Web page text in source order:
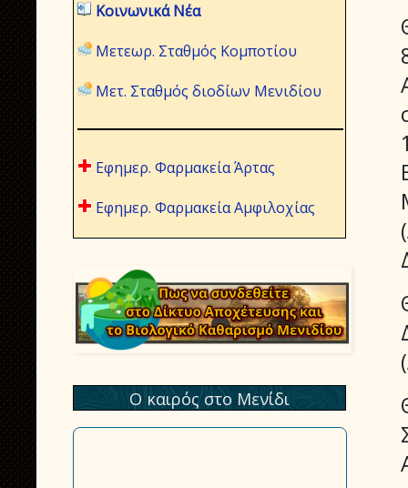
Κοινωνικά Νέα
Μετεωρ. Σταθμός Κομποτίου
Μετ. Σταθμός διοδίων Μενιδίου
Εφημερ. Φαρμακεία Άρτας
Εφημερ. Φαρμακεία Αμφιλοχίας
Ο καιρός στο Μενίδι